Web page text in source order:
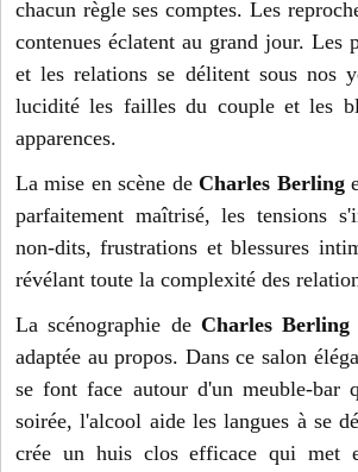
chacun règle ses comptes. Les
contenues éclatent au grand jour. Les
et les relations se délitent sous nos
lucidité les failles du couple et les
apparences.
La mise en scène de Charles Berling
parfaitement maîtrisé, les tensions
non-dits, frustrations et blessures
révélant toute la complexité des
La scénographie de Charles
adaptée au propos. Dans ce salon
se font face autour d'un meuble-
soirée, l'alcool aide les langues à se
crée un huis clos efficace qui met